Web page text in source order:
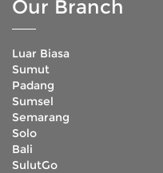
Our Branch
Luar Biasa
Sumut
Padang
Sumsel
Semarang
Solo
Bali
SulutGo